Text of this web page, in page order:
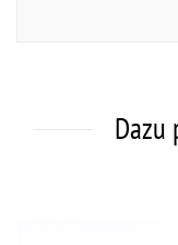
Dazu